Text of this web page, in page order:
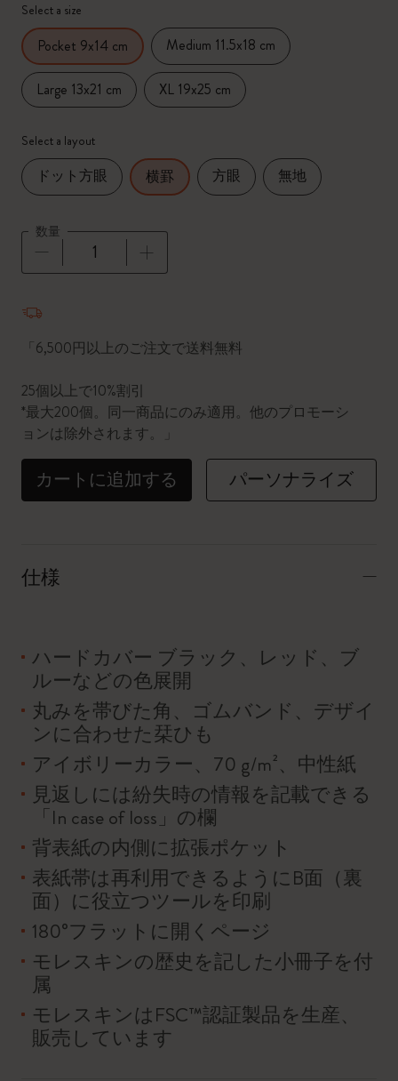
Select a size
Pocket 9x14 cm Medium 11.5x18 cm
Large 13x21 cm XL 19x25 cm
Select a layout
ドット方眼 横罫 方眼 無地
数量
「6,500円以上のご注文で送料無料
25個以上で10%割引
*最大200個。同一商品にのみ適用。他のプロモーシ
ョンは除外されます。」
カートに追加する パーソナライズ
仕様
ハードカバー ブラック、レッド、ブ
ルーなどの色展開
丸みを帯びた角、ゴムバンド、デザイ
ンに合わせた栞ひも
アイボリーカラー、70 g/m²、中性紙
見返しには紛失時の情報を記載できる
「In case of loss」の欄
背表紙の内側に拡張ポケット
表紙帯は再利用できるようにB面（裏
面）に役立つツールを印刷
180°フラットに開くページ
モレスキンの歴史を記した小冊子を付
属
モレスキンはFSC™認証製品を生産、
販売しています